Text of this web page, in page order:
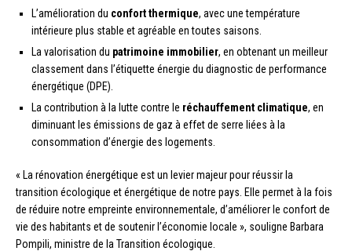
L’amélioration du confort thermique, avec une température
intérieure plus stable et agréable en toutes saisons.
La valorisation du patrimoine immobilier, en obtenant un meilleur
classement dans l’étiquette énergie du diagnostic de performance
énergétique (DPE).
La contribution à la lutte contre le réchauffement climatique, en
diminuant les émissions de gaz à effet de serre liées à la
consommation d’énergie des logements.
« La rénovation énergétique est un levier majeur pour réussir la
transition écologique et énergétique de notre pays. Elle permet à la fois
de réduire notre empreinte environnementale, d’améliorer le confort de
vie des habitants et de soutenir l’économie locale », souligne Barbara
Pompili, ministre de la Transition écologique.